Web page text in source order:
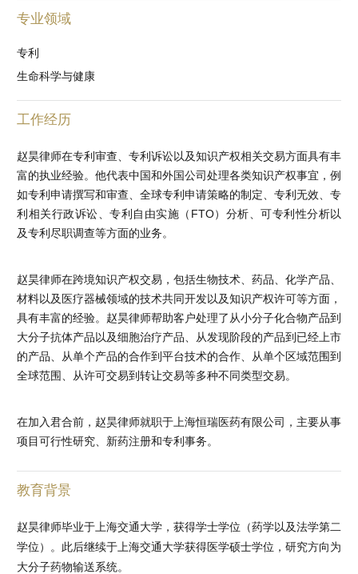
专业领域
专利
生命科学与健康
工作经历
赵昊律师在专利审查、专利诉讼以及知识产权相关交易方面具有丰
富的执业经验。他代表中国和外国公司处理各类知识产权事宜，例
如专利申请撰写和审查、全球专利申请策略的制定、专利无效、专
利相关行政诉讼、专利自由实施（FTO）分析、可专利性分析以
及专利尽职调查等方面的业务。
赵昊律师在跨境知识产权交易，包括生物技术、药品、化学产品、
材料以及医疗器械领域的技术共同开发以及知识产权许可等方面，
具有丰富的经验。赵昊律师帮助客户处理了从小分子化合物产品到
大分子抗体产品以及细胞治疗产品、从发现阶段的产品到已经上市
的产品、从单个产品的合作到平台技术的合作、从单个区域范围到
全球范围、从许可交易到转让交易等多种不同类型交易。
在加入君合前，赵昊律师就职于上海恒瑞医药有限公司，主要从事
项目可行性研究、新药注册和专利事务。
教育背景
赵昊律师毕业于上海交通大学，获得学士学位（药学以及法学第二
学位）。此后继续于上海交通大学获得医学硕士学位，研究方向为
大分子药物输送系统。